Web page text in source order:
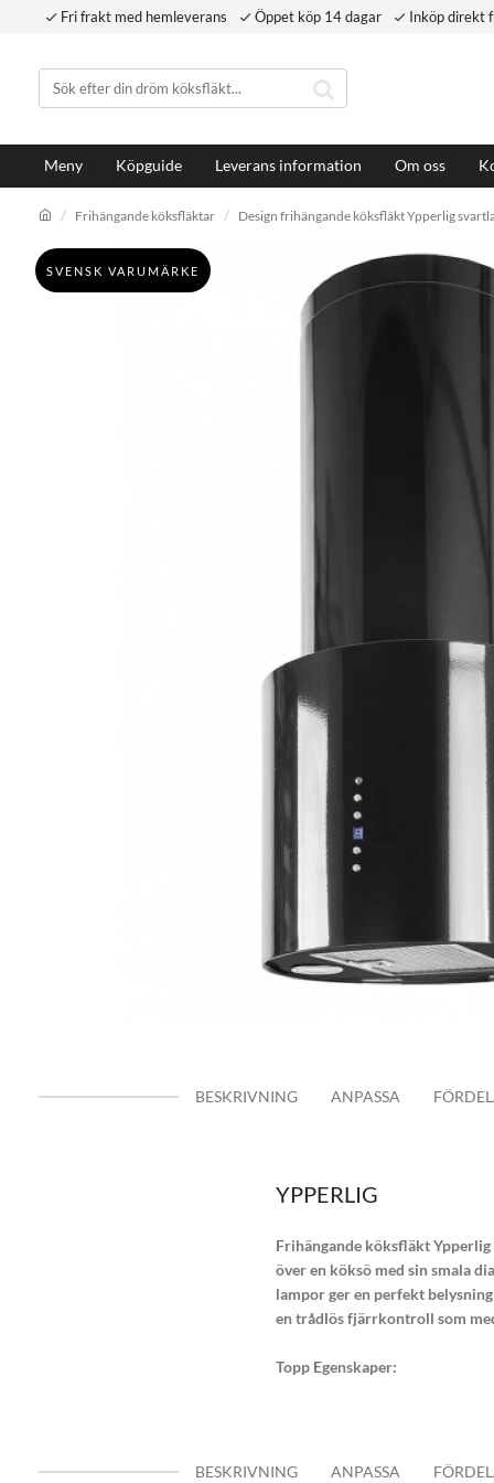
Fri frakt med hemleverans Öppet köp 14 dagar Inköp direkt
Meny Köpguide Leverans information Om oss
Frihängande köksfläktar Design frihängande köksfläkt Ypperlig
SVENSK VARUMÄRKE
BESKRIVNING ANPASSA
YPPERLIG
Frihängande köksfläkt
över en köksö med sin smala
lampor ger en perfekt
en trådlös fjärrkontroll som
Topp Egenskaper:
Modern och enastående
BESKRIVNING ANPASSA